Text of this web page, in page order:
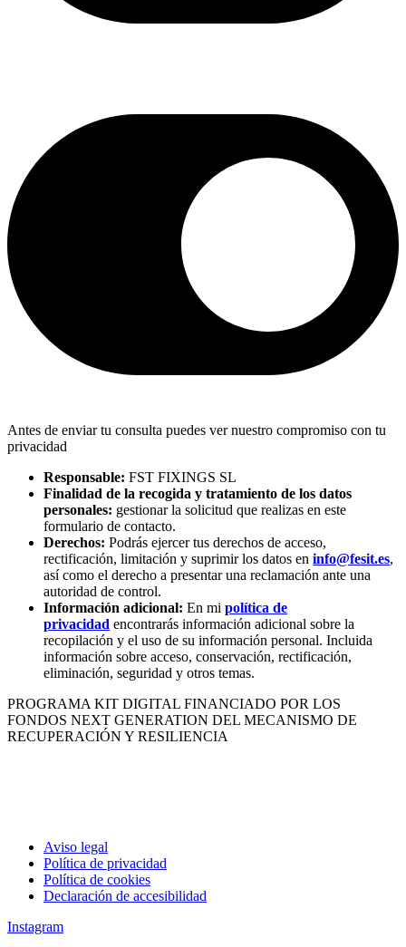
Antes de enviar tu consulta puedes ver nuestro compromiso con tu
privacidad
Responsable: FST FIXINGS SL
Finalidad de la recogida y tratamiento de los datos
personales: gestionar la solicitud que realizas en este
formulario de contacto.
Derechos: Podrás ejercer tus derechos de acceso,
rectificación, limitación y suprimir los datos en info@fesit.es,
así como el derecho a presentar una reclamación ante una
autoridad de control.
Información adicional: En mi política de
privacidad encontrarás información adicional sobre la
recopilación y el uso de su información personal. Incluida
información sobre acceso, conservación, rectificación,
eliminación, seguridad y otros temas.
PROGRAMA KIT DIGITAL FINANCIADO POR LOS
FONDOS NEXT GENERATION DEL MECANISMO DE
RECUPERACIÓN Y RESILIENCIA
Aviso legal
Política de privacidad
Política de cookies
Declaración de accesibilidad
Instagram